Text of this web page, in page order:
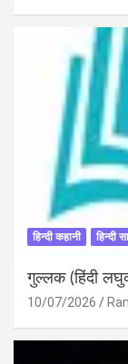
हिन्दी कहानी हिन्दी
गुल्लक (हिंदी
10/07/2026